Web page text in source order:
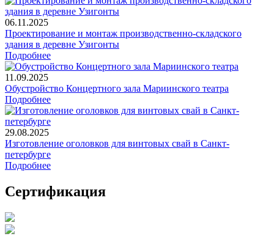
06.11.2025
Проектирование и монтаж производственно-складского
здания в деревне Узигонты
Подробнее
11.09.2025
Обустройство Концертного зала Мариинского театра
Подробнее
29.08.2025
Изготовление оголовков для винтовых свай в Санкт-
петербурге
Подробнее
Сертификация